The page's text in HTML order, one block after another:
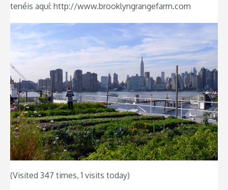
tenéis aquí: http://www.brooklyngrangefarm.com
(Visited 347 times, 1 visits today)